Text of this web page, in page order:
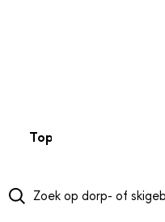
Top 50